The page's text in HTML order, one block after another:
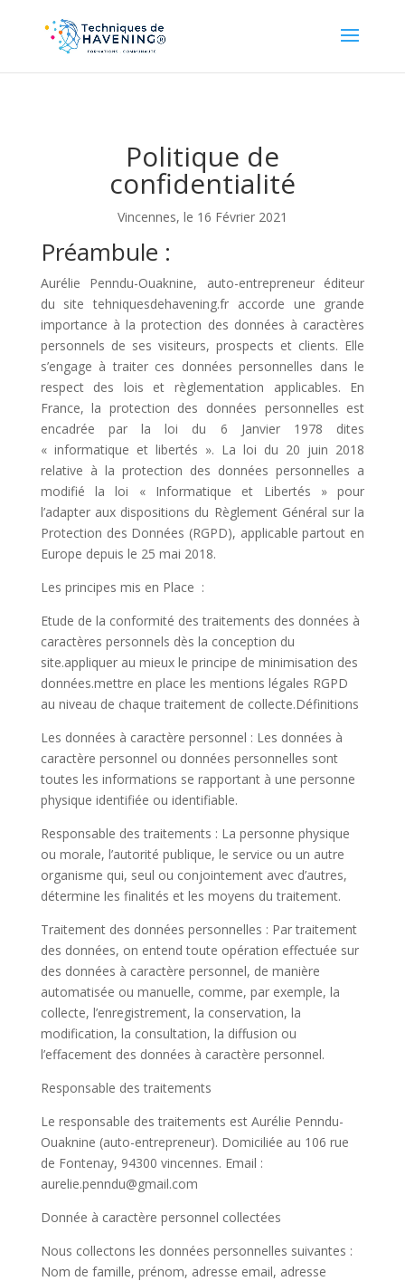
Politique de
confidentialité
Vincennes, le 16 Février 2021
Préambule :
Aurélie Penndu-Ouaknine, auto-entrepreneur éditeur
du site tehniquesdehavening.fr accorde une grande
importance à la protection des données à caractères
personnels de ses visiteurs, prospects et clients. Elle
s’engage à traiter ces données personnelles dans le
respect des lois et règlementation applicables. En
France, la protection des données personnelles est
encadrée par la loi du 6 Janvier 1978 dites
« informatique et libertés ». La loi du 20 juin 2018
relative à la protection des données personnelles a
modifié la loi « Informatique et Libertés » pour
l’adapter aux dispositions du Règlement Général sur la
Protection des Données (RGPD), applicable partout en
Europe depuis le 25 mai 2018.
Les principes mis en Place :
Etude de la conformité des traitements des données à
caractères personnels dès la conception du
site.appliquer au mieux le principe de minimisation des
données.mettre en place les mentions légales RGPD
au niveau de chaque traitement de collecte.Définitions
Les données à caractère personnel : Les données à
caractère personnel ou données personnelles sont
toutes les informations se rapportant à une personne
physique identifiée ou identifiable.
Responsable des traitements : La personne physique
ou morale, l’autorité publique, le service ou un autre
organisme qui, seul ou conjointement avec d’autres,
détermine les finalités et les moyens du traitement.
Traitement des données personnelles : Par traitement
des données, on entend toute opération effectuée sur
des données à caractère personnel, de manière
automatisée ou manuelle, comme, par exemple, la
collecte, l’enregistrement, la conservation, la
modification, la consultation, la diffusion ou
l’effacement des données à caractère personnel.
Responsable des traitements
Le responsable des traitements est Aurélie Penndu-
Ouaknine (auto-entrepreneur). Domiciliée au 106 rue
de Fontenay, 94300 vincennes. Email :
aurelie.penndu@gmail.com
Donnée à caractère personnel collectées
Nous collectons les données personnelles suivantes :
Nom de famille, prénom, adresse email, adresse